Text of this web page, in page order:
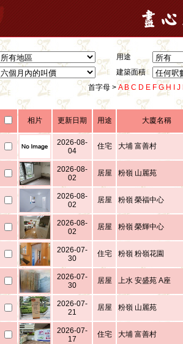
用途
建築面積
首字母 > A B C D E F G H J
相片 更新日期 用途 大廈名稱
2026-08-
04
住宅 大埔 富善村
2026-08-
02
居屋 粉嶺 山麗苑
2026-08-
02
居屋 粉嶺 榮福中心
2026-08-
02
居屋 粉嶺 榮輝中心
2026-07-
30
住宅 粉嶺 粉嶺花園
2026-07-
30
居屋 上水 安盛苑 A座
2026-07-
21
居屋 粉嶺 山麗苑
2026-07-
17
住宅 大埔 富善村